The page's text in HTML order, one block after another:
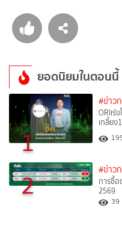
ยอดนิยมในตอนนี้
1
#ข่าว
ORIเร่
เกลี้ย
2 #ข่าว
การซื้อ
2569
39